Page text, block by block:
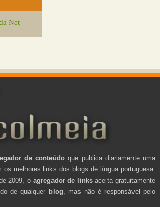
Net
de conteúdo que publica diariamente uma
os melhores links dos blogs de língua portuguesa.
2009, o agregador de linksaceita gratuitamente
de qualquer blog , mas não é responsável pelo